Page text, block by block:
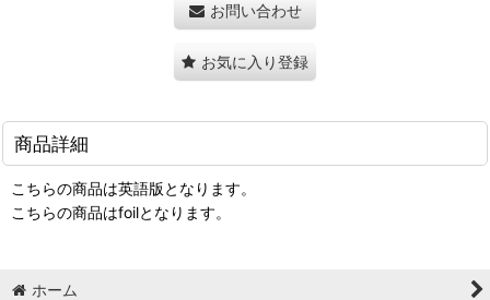
お問い合わせ
お気に入り登録
商品詳細
こちらの商品は英語版となります。
こちらの商品はfoilとなります。
ホーム